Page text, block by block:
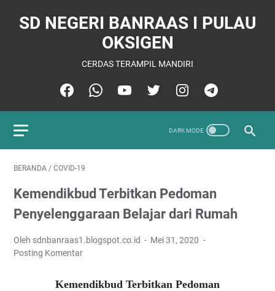
SD NEGERI BANRAAS I PULAU
OKSIGEN
CERDAS TERAMPIL MANDIRI
BERANDA / COVID-19
Kemendikbud Terbitkan Pedoman
Penyelenggaraan Belajar dari Rumah
Oleh sdnbanraas1.blogspot.co.id
Mei 31, 2020
Posting Komentar
Kemendikbud Terbitkan Pedoman